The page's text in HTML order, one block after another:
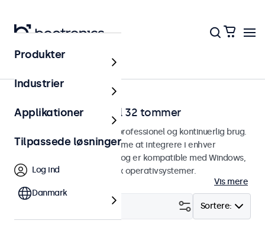
Hjem
Touchskærme fra 7 til 32 tommer
Touchskærme designet til professionel og kontinuerlig brug.
Disse touchskærme er nemme at integrere i enhver
brugsform og ethvert miljø og er kompatible med Windows,
macOS, ChromeOS og Linux operativsystemer.
Vis mere
Sortere:
Produkter
Industrier
Applikationer
Tilpassede løsninger
Log ind
Danmark